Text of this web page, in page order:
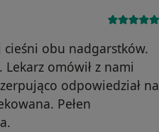
cieśni obu nadgarstków.
omówił z nami
odpowiedział na
Pełen